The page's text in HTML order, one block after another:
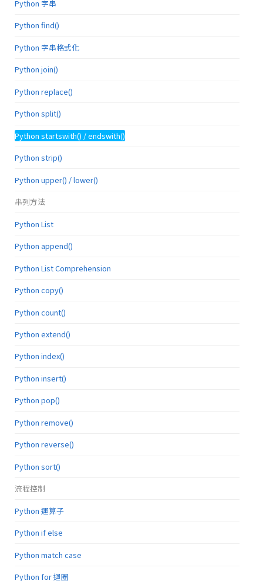
Python 字串
Python find()
Python 字串格式化
Python join()
Python replace()
Python split()
Python startswith() / endswith()
Python strip()
Python upper() / lower()
串列方法
Python List
Python append()
Python List Comprehension
Python copy()
Python count()
Python extend()
Python index()
Python insert()
Python pop()
Python remove()
Python reverse()
Python sort()
流程控制
Python 運算子
Python if else
Python match case
Python for 迴圈